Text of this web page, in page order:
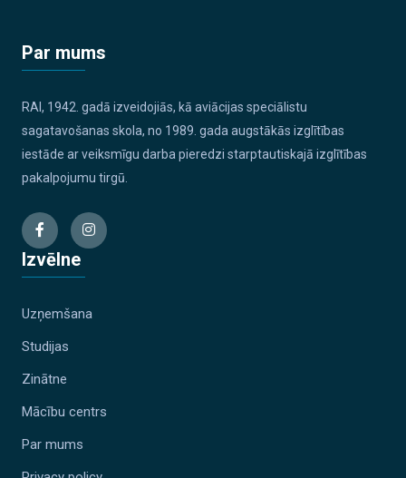
Par mums
RAI, 1942. gadā izveidojiās, kā aviācijas speciālistu
sagatavošanas skola, no 1989. gada augstākās izglītības
iestāde ar veiksmīgu darba pieredzi starptautiskajā izglītības
pakalpojumu tirgū.
Izvēlne
Uzņemšana
Studijas
Zinātne
Mācību centrs
Par mums